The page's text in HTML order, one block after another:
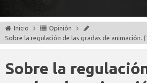
Inicio
Opinión
Sobre la regulación de las gradas de animación.
Sobre la